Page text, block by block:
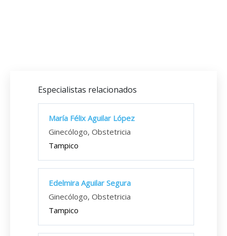
Especialistas relacionados
María Félix Aguilar López
Ginecólogo, Obstetricia
Tampico
Edelmira Aguilar Segura
Ginecólogo, Obstetricia
Tampico